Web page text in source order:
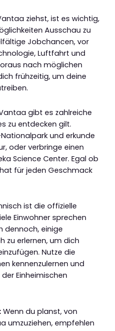
ziehst, ist es wichtig,
Ausschau zu
Jobchancen, vor
Luftfahrt und
nach möglichen
frühzeitig, um deine
gibt es zahlreiche
zu entdecken gilt.
und erkunde
oder verbringe einen
Science Center. Egal ob
für jeden Geschmack
ist die offizielle
Einwohner sprechen
dennoch, einige
zu erlernen, um dich
Nutze die
kennenzulernen und
Einheimischen
Wenn du planst, von
umzuziehen, empfehlen